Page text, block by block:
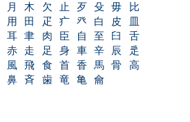
月 木 欠 止 歹 殳 毋
比
用 田 疋 疒 癶 白 皮
皿
耳 聿 肉 臣 自 至 臼
舌
赤 走 足 身 車 辛 辰
辵
風 飛 食 首 香 馬 骨
高
鼻 斉 歯 竜 亀 龠